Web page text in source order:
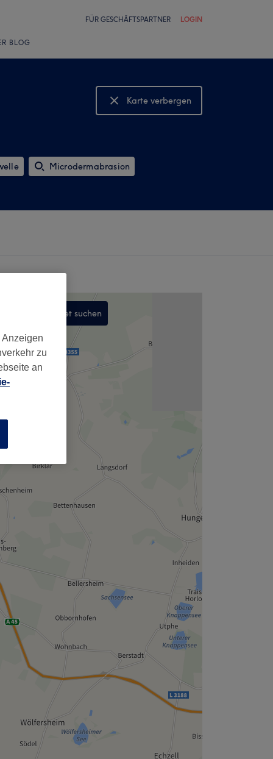
FÜR GESCHÄFTSPARTNER LOGIN
BLOG
Karte verbergen
Karte anzeigen
Microdermabrasion
In diesem Gebiet suchen
zu
an